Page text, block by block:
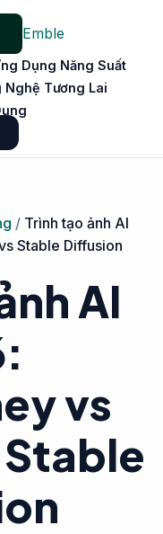
Emble
Dụng Năng Suất
Nghệ Tương Lai
/ Trình tạo ảnh AI
Stable Diffusion
AI
vs
Stable